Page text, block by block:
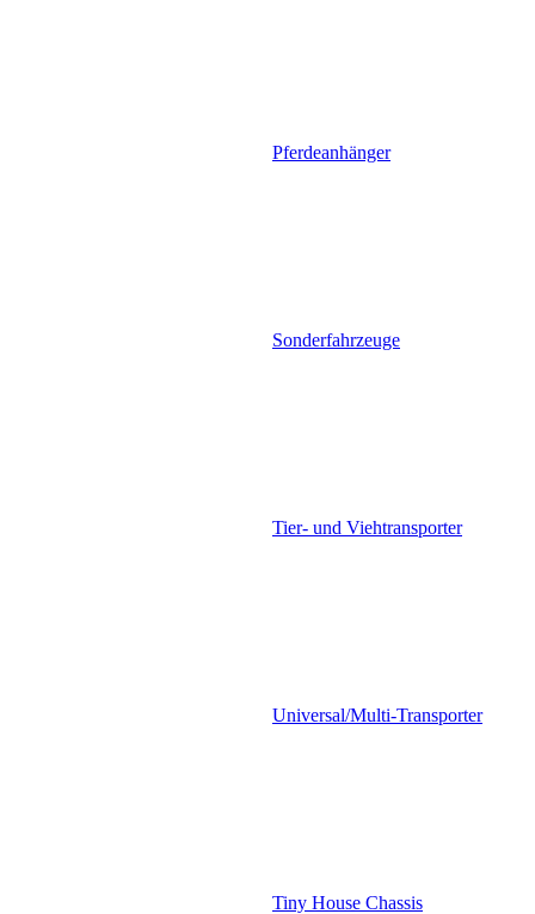
Pferdeanhänger
Sonderfahrzeuge
Tier- und Viehtransporter
Universal/Multi-Transporter
Tiny House Chassis